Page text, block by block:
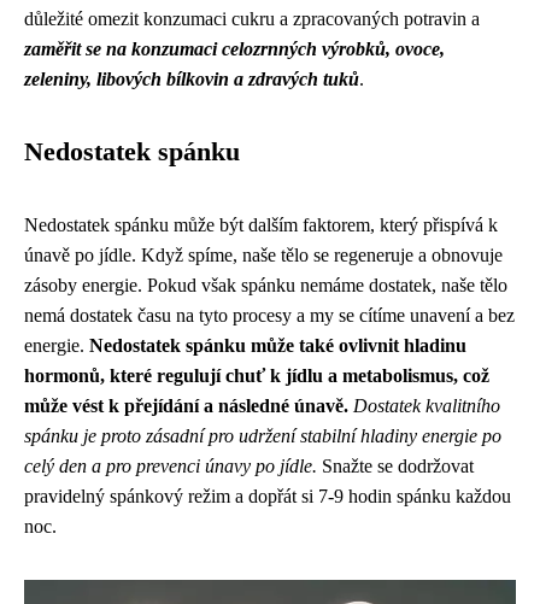
důležité omezit konzumaci cukru a zpracovaných potravin a
zaměřit se na konzumaci celozrnných výrobků, ovoce,
zeleniny, libových bílkovin a zdravých tuků.
Nedostatek spánku
Nedostatek spánku může být dalším faktorem, který přispívá k
únavě po jídle. Když spíme, naše tělo se regeneruje a obnovuje
zásoby energie. Pokud však spánku nemáme dostatek, naše tělo
nemá dostatek času na tyto procesy a my se cítíme unavení a bez
energie. Nedostatek spánku může také ovlivnit hladinu
hormonů, které regulují chuť k jídlu a metabolismus, což
může vést k přejídání a následné únavě. Dostatek kvalitního
spánku je proto zásadní pro udržení stabilní hladiny energie po
celý den a pro prevenci únavy po jídle. Snažte se dodržovat
pravidelný spánkový režim a dopřát si 7-9 hodin spánku každou
noc.